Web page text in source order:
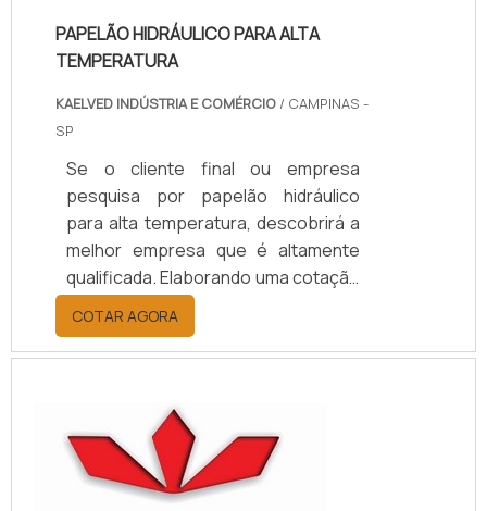
PAPELÃO HIDRÁULICO PARA ALTA
TEMPERATURA
KAELVED INDÚSTRIA E COMÉRCIO / CAMPINAS -
SP
Se o cliente final ou empresa
pesquisa por papelão hidráulico
para alta temperatura, descobrirá a
melhor empresa que é altamente
qualificada. Elaborando uma cotação
por meio da plataforma e
descobrindo a melhor referência do
mercado.MAIS INFORMAÇÕES
HIDRÁULICO PARA ALTA
TEMPERATURASe alguém pesquisar
papelão hidráulico para alta
temperatura encontra na internet a
COTAR AGORA